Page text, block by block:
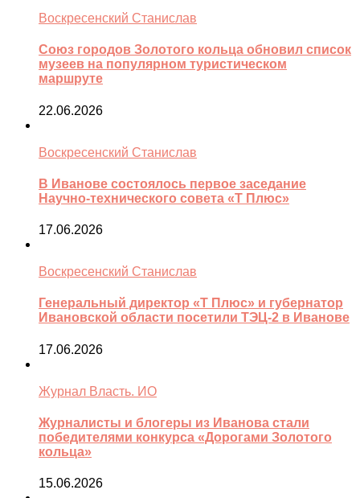
Воскресенский Станислав
Союз городов Золотого кольца обновил список
музеев на популярном туристическом
маршруте
22.06.2026
Воскресенский Станислав
В Иванове состоялось первое заседание
Научно-технического совета «Т Плюс»
17.06.2026
Воскресенский Станислав
Генеральный директор «Т Плюс» и губернатор
Ивановской области посетили ТЭЦ-2 в Иванове
17.06.2026
Журнал Власть. ИО
Журналисты и блогеры из Иванова стали
победителями конкурса «Дорогами Золотого
кольца»
15.06.2026